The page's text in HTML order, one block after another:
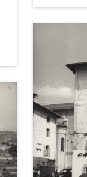
Renzo
Si
Sulla